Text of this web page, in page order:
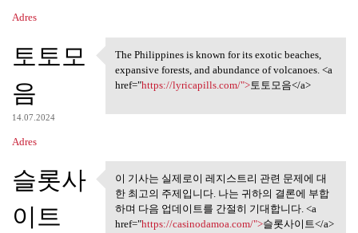
Adres
토토모
음
14.07.2024
Adres
The Philippines is known for
The Philippines is known for its exotic beaches,
expansive forests, and abundance of volcanoes. <a
href="https://lyricapills.com/">토토모음</a>
슬롯사
이트
이 기사는 실제로이 레지스트리
관련 문제에 대한
이 기사는 실제로이 레지스트리 관련 문제에 대
한 최고의 주제입니다. 나는 귀하의 결론에 부합
하며 다음 업데이트를 간절히 기대합니다. <a
href="https://casinodamoa.com/">슬롯사이트</a>